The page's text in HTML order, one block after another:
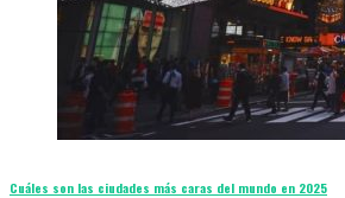
Cuáles son las ciudades más caras del mundo en 2025